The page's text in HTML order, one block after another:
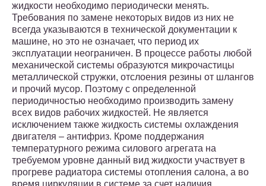
жидкости необходимо периодически менять.
Требования по замене некоторых видов из них не
всегда указываются в технической документации к
машине, но это не означает, что период их
эксплуатации неограничен. В процессе работы любой
механической системы образуются микрочастицы
металлической стружки, отслоения резины от шлангов
и прочий мусор. Поэтому с определенной
периодичностью необходимо производить замену
всех видов рабочих жидкостей. Не является
исключением также жидкость системы охлаждения
двигателя – антифриз. Кроме поддержания
температурного режима силового агрегата на
требуемом уровне данный вид жидкости участвует в
прогреве радиатора системы отопления салона, а во